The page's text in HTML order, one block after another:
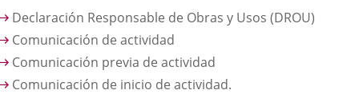
Declaración Responsable de Obras y Usos (DROU)
Comunicación de actividad
Comunicación previa de actividad
Comunicación de inicio de actividad.